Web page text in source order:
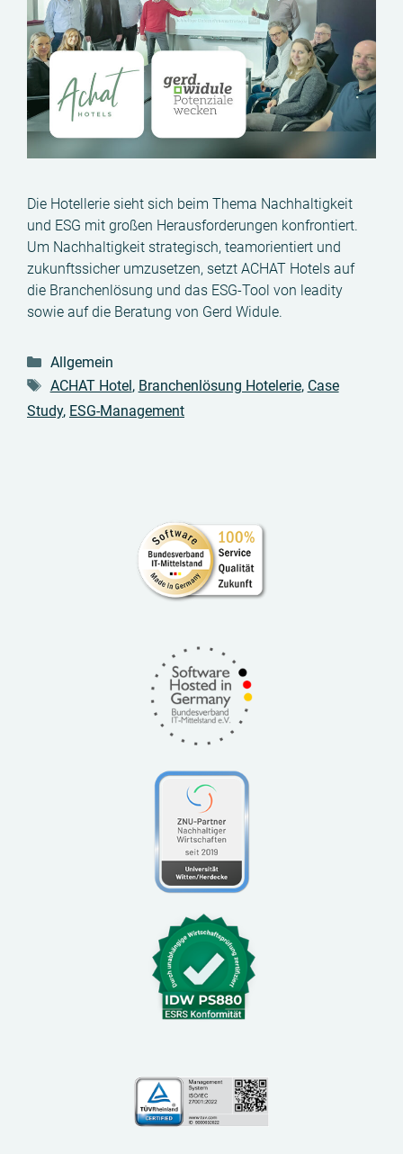
Die Hotellerie sieht sich beim Thema Nachhaltigkeit
und ESG mit großen Herausforderungen konfrontiert.
Um Nachhaltigkeit strategisch, teamorientiert und
zukunftssicher umzusetzen, setzt ACHAT Hotels auf
die Branchenlösung und das ESG-Tool von leadity
sowie auf die Beratung von Gerd Widule.
Kategorien
Allgemein
Schlagwörter
ACHAT Hotel, Branchenlösung Hotelerie, Case
Study, ESG-Management